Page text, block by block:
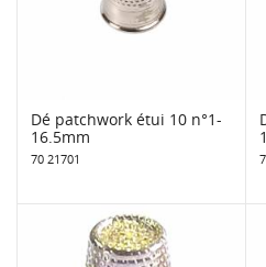
Dé patchwork étui 10 n°1-
16.5mm
70 21701